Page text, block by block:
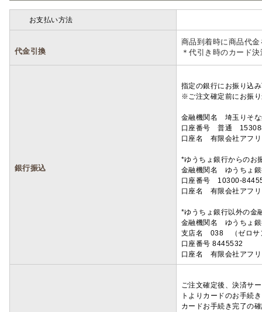
お支払い方法
代金引換
商品到着時に商品代
＊代引き時のカード
銀行振込
指定の銀行にお振り込
※ご注文確定前にお振
金融機関名 埼玉りそ
口座番号 普通
口座名 有限会社アフ
*ゆうちょ銀行からのお
金融機関名 ゆうちょ
口座番号 10300-
口座名 有限会社アフ
*ゆうちょ銀行以外の金
金融機関名 ゆうちょ
支店名 038 （ゼロサ
口座番号 8445532
口座名 有限会社アフ
ご注文確定後、決済サ
トよりカードのお手続
カードお手続き完了の